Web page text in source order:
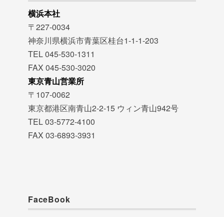
横浜本社
〒227-0034
神奈川県横浜市青葉区桂台1-1-1-203
TEL 045-530-1311
FAX 045-530-3020
東京青山営業所
〒107-0062
東京都港区南青山2-2-15 ウィン青山942号
TEL 03-5772-4100
FAX 03-6893-3931
FaceBook